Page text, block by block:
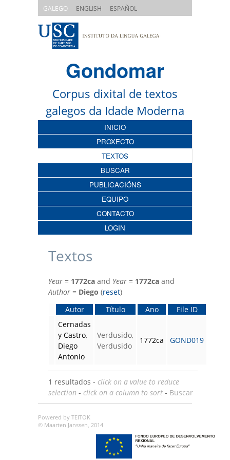
GALEGO ENGLISH ESPAÑOL
Gondomar
Corpus dixital de textos
galegos da Idade Moderna
INICIO
PROXECTO
TEXTOS
BUSCAR
PUBLICACIÓNS
EQUIPO
CONTACTO
LOGIN
Textos
Year = 1772ca and Year = 1772ca and
Author = Diego (reset)
Autor
Título Ano
File ID
Cernadas
y Castro,
Diego
Antonio
Verdusido,
Verdusido
1772ca GOND019
1 resultados - click on a value to reduce
selection - click on a column to sort - Buscar
Powered by TEITOK
© Maarten Janssen, 2014